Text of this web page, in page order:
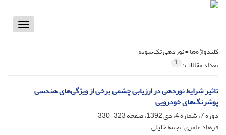
Toggle
کلیدواژه‌ها =نوردهی تک‌سویه
تعداد مقالات: 1
تاثیر شرایط نوردهی در ارزیابی چشمی برخی از ویژگی‌های هندسی
پوشرنگ‌های خودرویی
دوره 7، شماره 4، دی 1392، صفحه
323-330
فرهاد عامری؛ نجمه خلیلی